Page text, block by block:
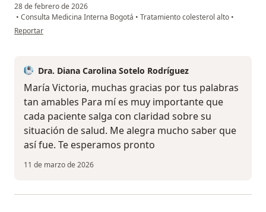
28 de febrero de 2026
• Consulta Medicina Interna Bogotá • Tratamiento colesterol alto •
en opinión del usuario María Victoria
Reportar
Dra. Diana Carolina Sotelo Rodríguez
María Victoria, muchas gracias por tus palabras
tan amables Para mí es muy importante que
cada paciente salga con claridad sobre su
situación de salud. Me alegra mucho saber que
así fue. Te esperamos pronto
11 de marzo de 2026